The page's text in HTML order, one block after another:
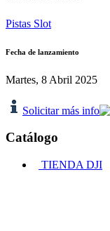
Pistas Slot
Fecha de lanzamiento
Martes, 8 Abril 2025
Solicitar más info
Catálogo
TIENDA DJI